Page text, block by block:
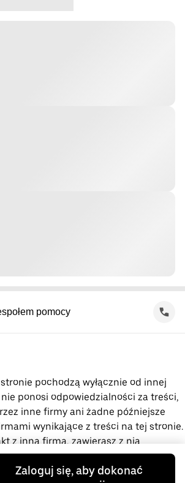
pomocy
pochodzą wyłącznie od innej
ponosi odpowiedzialności za treści,
inne firmy ani żadne późniejsze
wynikające z treści na tej stronie.
z inną firmą, zawierasz z nią
której stroną nie jest firma Uber.
skontaktuj się bezpośrednio
Zaloguj się, aby dokonać